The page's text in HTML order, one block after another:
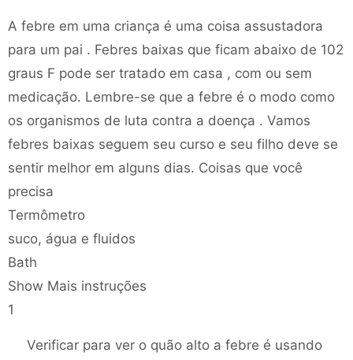
A febre em uma criança é uma coisa assustadora
para um pai . Febres baixas que ficam abaixo de 102
graus F pode ser tratado em casa , com ou sem
medicação. Lembre-se que a febre é o modo como
os organismos de luta contra a doença . Vamos
febres baixas seguem seu curso e seu filho deve se
sentir melhor em alguns dias. Coisas que você
precisa
Termômetro
suco, água e fluidos
Bath
Show Mais instruções
1
Verificar para ver o quão alto a febre é usando